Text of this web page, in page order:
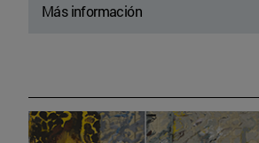
Más información